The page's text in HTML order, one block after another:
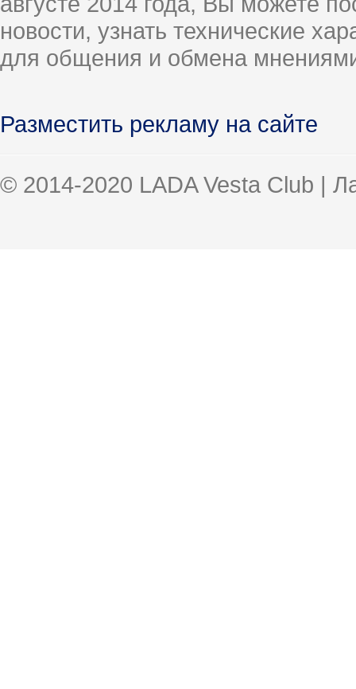
новости, узнать технические
для общения и обмена
Разместить рекламу на сайте
© 2014-2020 LADA Vesta Club |